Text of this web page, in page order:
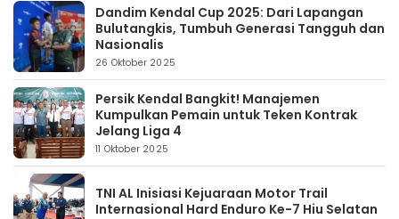
Dandim Kendal Cup 2025: Dari Lapangan
Bulutangkis, Tumbuh Generasi Tangguh dan
Nasionalis
26 Oktober 2025
Persik Kendal Bangkit! Manajemen
Kumpulkan Pemain untuk Teken Kontrak
Jelang Liga 4
11 Oktober 2025
TNI AL Inisiasi Kejuaraan Motor Trail
Internasional Hard Enduro Ke-7 Hiu Selatan